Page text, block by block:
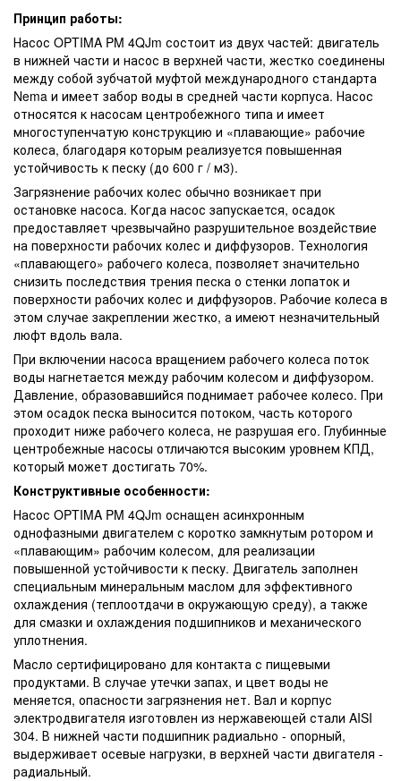
Принцип работы:
Насос OPTIMA PM 4QJm состоит из двух частей: двигатель
в нижней части и насос в верхней части, жестко соединены
между собой зубчатой ​​муфтой международного стандарта
Nema и имеет забор воды в средней части корпуса. Насос
относятся к насосам центробежного типа и имеет
многоступенчатую конструкцию и «плавающие» рабочие
колеса, благодаря которым реализуется повышенная
устойчивость к песку (до 600 г / м3).
Загрязнение рабочих колес обычно возникает при
остановке насоса. Когда насос запускается, осадок
предоставляет чрезвычайно разрушительное воздействие
на поверхности рабочих колес и диффузоров. Технология
«плавающего» рабочего колеса, позволяет значительно
снизить последствия трения песка о стенки лопаток и
поверхности рабочих колес и диффузоров. Рабочие колеса в
этом случае закреплении жестко, а имеют незначительный
люфт вдоль вала.
При включении насоса вращением рабочего колеса поток
воды нагнетается между рабочим колесом и диффузором.
Давление, образовавшийся поднимает рабочее колесо. При
этом осадок песка выносится потоком, часть которого
проходит ниже рабочего колеса, не разрушая его. Глубинные
центробежные насосы отличаются высоким уровнем КПД,
который может достигать 70%.
Конструктивные особенности:
Насос OPTIMA PM 4QJm оснащен асинхронным
однофазными двигателем с коротко замкнутым ротором и
«плавающим» рабочим колесом, для реализации
повышенной устойчивости к песку. Двигатель заполнен
специальным минеральным маслом для эффективного
охлаждения (теплоотдачи в окружающую среду), а также
для смазки и охлаждения подшипников и механического
уплотнения.
Масло сертифицировано для контакта с пищевыми
продуктами. В случае утечки запах, и цвет воды не
меняется, опасности загрязнения нет. Вал и корпус
электродвигателя изготовлен из нержавеющей стали AISI
304. В нижней части подшипник радиально - опорный,
выдерживает осевые нагрузки, в верхней части двигателя -
радиальный.